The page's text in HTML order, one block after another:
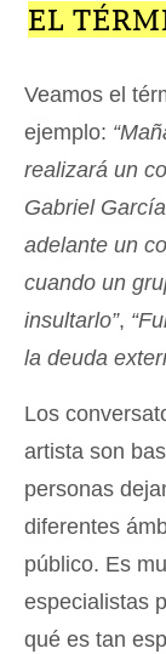
EL
Veamos el
ejemplo:
realizará un
Gabriel
adelante un
cuando un
insultarlo”,
la deuda
Los
artista son
personas
diferentes
público. Es
especialistas
qué es tan